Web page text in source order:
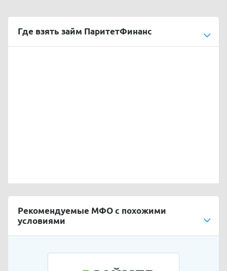
Где взять займ ПаритетФинанс
Рекомендуемые МФО с похожими
условиями